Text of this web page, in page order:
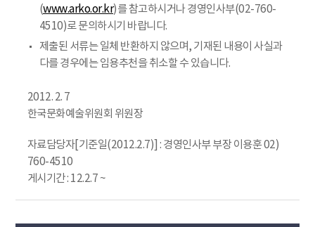
(www.arko.or.kr)를 참고하시거나 경영인사부(02-760-
4510)로 문의하시기 바랍니다.
제출된 서류는 일체 반환하지 않으며, 기재된 내용이 사실과
다를 경우에는 임용추천을 취소할 수 있습니다.
2012. 2. 7
한국문화예술위원회 위원장
자료담당자[기준일(2012.2.7)] : 경영인사부 부장 이용훈 02)
760-4510
게시기간 : 12.2.7 ~